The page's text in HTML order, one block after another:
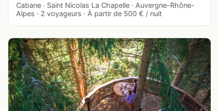
Cabane · Saint Nicolas La Chapelle · Auvergne-Rhône-
Alpes · 2 voyageurs · À partir de 500 € / nuit